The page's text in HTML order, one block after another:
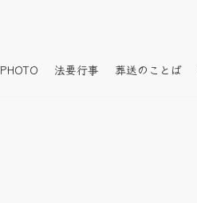
PHOTO 法要行事 葬送のことば